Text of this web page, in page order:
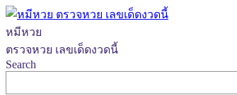
หมีหวย
ตรวจหวย เลขเด็ดงวดนี้
Search